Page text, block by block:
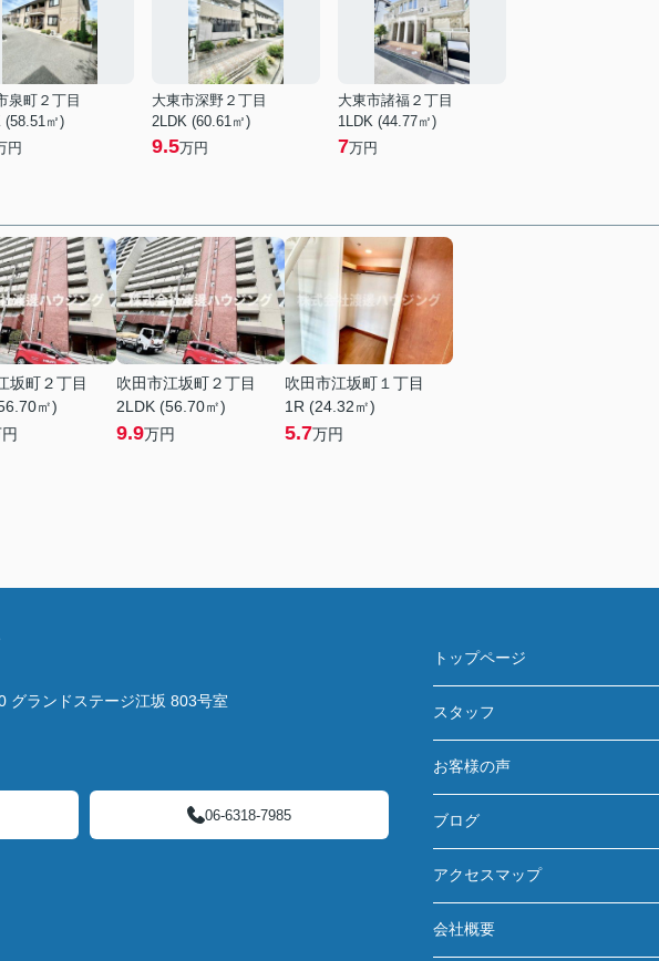
泉町２丁目
(58.51㎡)
円
大東市深野２丁目
2LDK (60.61㎡)
9.5万円
大東市諸福２丁目
1LDK (44.77㎡)
7万円
坂町２丁目
㎡)
吹田市江坂町２丁目
2LDK (56.70㎡)
9.9万円
吹田市江坂町１丁目
1R (24.32㎡)
5.7万円
グランドステージ江坂 803号室
06-6318-7985
トップページ
スタッフ
お客様の声
ブログ
アクセスマップ
会社概要